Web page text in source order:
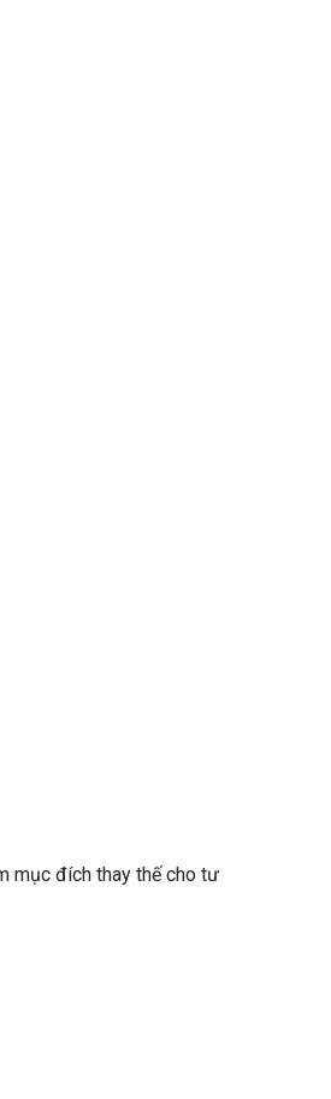
mục đích thay thế cho tư